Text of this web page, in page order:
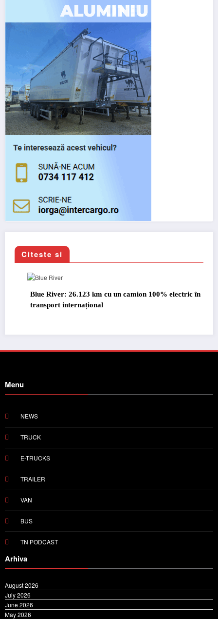
Citeste si
100% electric în Proiectul Revoy prinde contur
TRUCK
E-TRUCKS
TRAILER
VAN
BUS
TN PODCAST
July 2026
June 2026
May 2026
April 2026